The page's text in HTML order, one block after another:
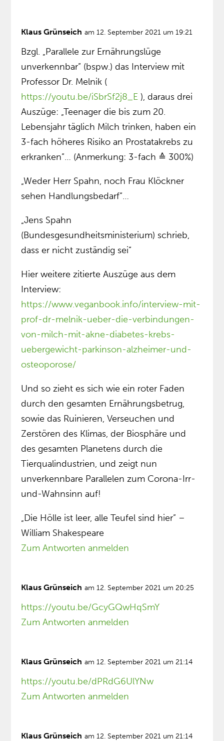
Klaus Grünseich am 12. September 2021 um 19:21
Bzgl. „Parallele zur Ernährungslüge
unverkennbar” (bspw.) das Interview mit
Professor Dr. Melnik (
https://youtu.be/iSbrSf2j8_E ), daraus drei
Auszüge: „Teenager die bis zum 20.
Lebensjahr täglich Milch trinken, haben ein
3-fach höheres Risiko an Prostatakrebs zu
erkranken”… (Anmerkung: 3-fach ≙ 300%)
„Weder Herr Spahn, noch Frau Klöckner
sehen Handlungsbedarf”…
„Jens Spahn
(Bundesgesundheitsministerium) schrieb,
dass er nicht zuständig sei”
Hier weitere zitierte Auszüge aus dem
Interview:
https://www.veganbook.info/interview-mit-
prof-dr-melnik-ueber-die-verbindungen-
von-milch-mit-akne-diabetes-krebs-
uebergewicht-parkinson-alzheimer-und-
osteoporose/
Und so zieht es sich wie ein roter Faden
durch den gesamten Ernährungsbetrug,
sowie das Ruinieren, Verseuchen und
Zerstören des Klimas, der Biosphäre und
des gesamten Planetens durch die
Tierqualindustrien, und zeigt nun
unverkennbare Parallelen zum Corona-Irr-
und-Wahnsinn auf!
„Die Hölle ist leer, alle Teufel sind hier” –
William Shakespeare
Zum Antworten anmelden
Klaus Grünseich am 12. September 2021 um 20:25
https://youtu.be/GcyGQwHqSmY
Zum Antworten anmelden
Klaus Grünseich am 12. September 2021 um 21:14
https://youtu.be/dPRdG6UlYNw
Zum Antworten anmelden
Klaus Grünseich am 12. September 2021 um 21:14